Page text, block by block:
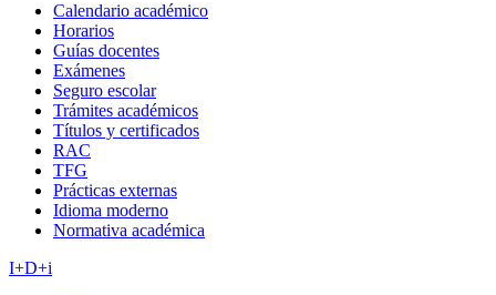
Calendario académico
Horarios
Guías docentes
Exámenes
Seguro escolar
Trámites académicos
Títulos y certificados
RAC
TFG
Prácticas externas
Idioma moderno
Normativa académica
I+D+i